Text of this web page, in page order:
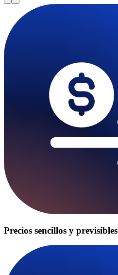
Precios sencillos y previsibles